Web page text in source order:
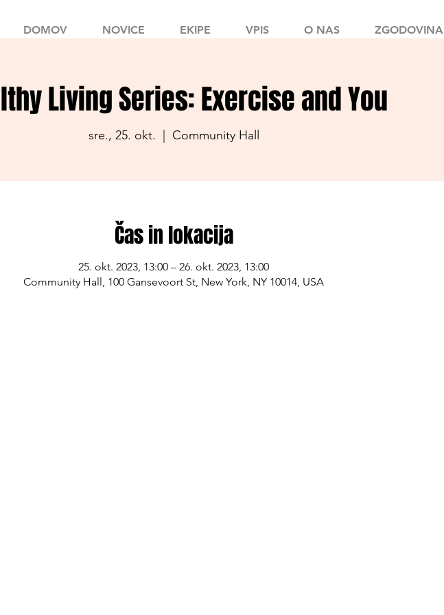
DOMOV NOVICE EKIPE VPIS O NAS ZGODOVINA
Living Series: Exercise and You
sre., 25. okt. Community Hall
Čas in lokacija
25. okt. 2023, 13:00 – 26. okt. 2023, 13:00
Community Hall, 100 Gansevoort St, New York, NY 10014, USA